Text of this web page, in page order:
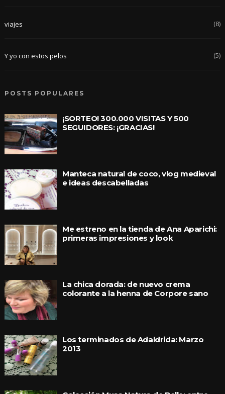
viajes (8)
Y yo con estos pelos (5)
POSTS POPULARES
¡SORTEO! 300.000 VISITAS Y 500
SEGUIDORES: ¡GRACIAS!
Manteca natural de coco, vlog medieval
e ideas descabelladas
Me estreno en la tienda de Ana Aparichi:
primeras impresiones y look
La chica dorada: de nuevo crema
colorante a la henna de Corpore sano
Los terminados de Adaldrida: Marzo
2013